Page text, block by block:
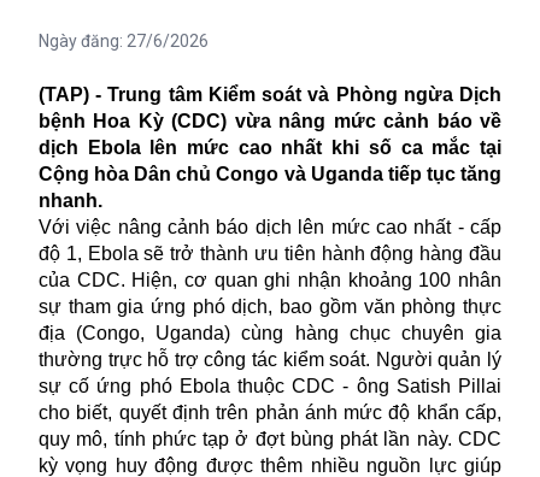
Ngày đăng: 27/6/2026
(TAP) - Trung tâm Kiểm soát và Phòng ngừa Dịch
bệnh Hoa Kỳ (CDC) vừa nâng mức cảnh báo về
dịch Ebola lên mức cao nhất khi số ca mắc tại
Cộng hòa Dân chủ Congo và Uganda tiếp tục tăng
nhanh.
Với việc nâng cảnh báo dịch lên mức cao nhất - cấp
độ 1, Ebola sẽ trở thành ưu tiên hành động hàng đầu
của CDC. Hiện, cơ quan ghi nhận khoảng 100 nhân
sự tham gia ứng phó dịch, bao gồm văn phòng thực
địa (Congo, Uganda) cùng hàng chục chuyên gia
thường trực hỗ trợ công tác kiểm soát. Người quản lý
sự cố ứng phó Ebola thuộc CDC - ông Satish Pillai
cho biết, quyết định trên phản ánh mức độ khẩn cấp,
quy mô, tính phức tạp ở đợt bùng phát lần này. CDC
kỳ vọng huy động được thêm nhiều nguồn lực giúp